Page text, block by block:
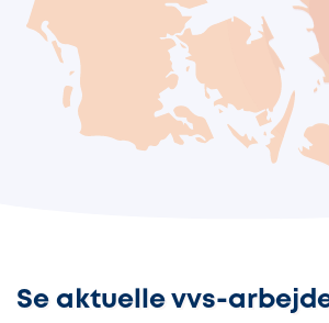
Se aktuelle vvs-